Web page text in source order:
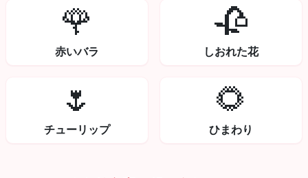
🌹
赤いバラ
🥀
しおれた花
🌷
チューリップ
🌻
ひまわり